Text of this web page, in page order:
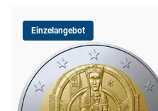
Einzelangebot